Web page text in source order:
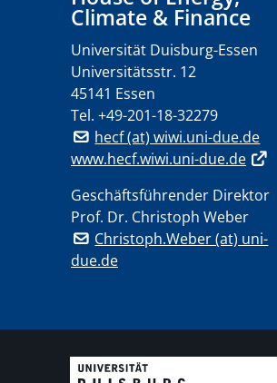
Climate & Finance
Universität Duisburg-Essen
Universitätsstr. 12
45141 Essen
Tel. +49-201-18-32279
hecf (at) wiwi.uni-due.de
www.hecf.wiwi.uni-due.de
Geschäftsführender Direktor
Prof. Dr. Christoph Weber
Christoph.Weber (at) uni-
due.de